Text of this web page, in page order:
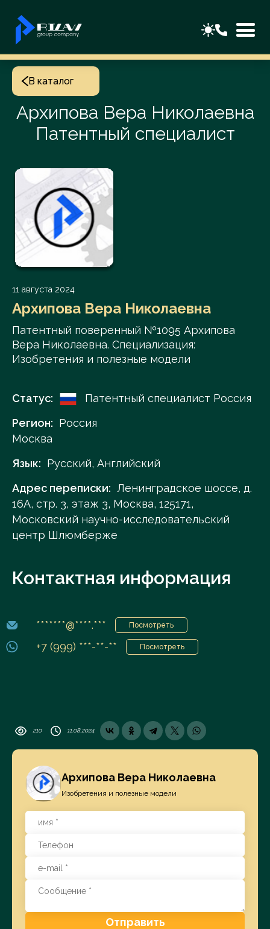
В каталог
Архипова Вера Николаевна
Патентный специалист
11 августа 2024
Архипова Вера Николаевна
Патентный поверенный №1095 Архипова
Вера Николаевна. Специализация:
Изобретения и полезные модели
Статус:
Патентный специалист Россия
Регион: Россия
Москва
Язык: Русский, Английский
Адрес переписки: Ленинградское шоссе, д.
16А, стр. 3, этаж 3, Москва, 125171,
Московский научно-исследовательский
центр Шлюмберже
Контактная информация
*******@****.*** Посмотреть
+7 (999) ***-**-** Посмотреть
210 11.08.2024
Архипова Вера Николаевна
Изобретения и полезные модели
Отправить